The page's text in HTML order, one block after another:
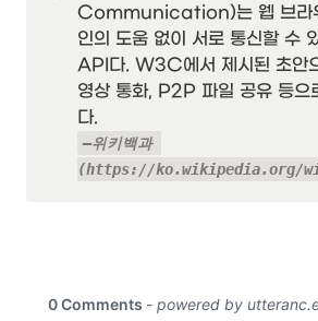
Communication)는 웹 브라
인의 도움 없이 서로 통신할 수
API다. W3C에서 제시된 초안
영상 통화, P2P 파일 공유 등으
—위키백과
(https://ko.wikipedia.org/